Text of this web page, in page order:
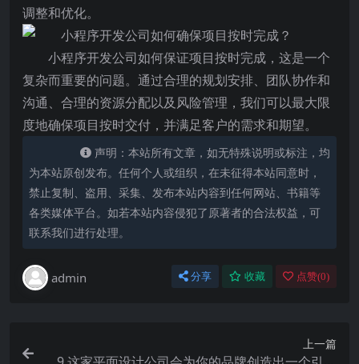
调整和优化。
小程序开发公司如何保证项目按时完成，这是一个
复杂而重要的问题。通过合理的规划安排、团队协作和
沟通、合理的资源分配以及风险管理，我们可以最大限
度地确保项目按时交付，并满足客户的需求和期望。
声明：本站所有文章，如无特殊说明或标注，均
为本站原创发布。任何个人或组织，在未征得本站同意时，
禁止复制、盗用、采集、发布本站内容到任何网站、书籍等
各类媒体平台。如若本站内容侵犯了原著者的合法权益，可
联系我们进行处理。
admin 分享 收藏 点赞(0)
上一篇